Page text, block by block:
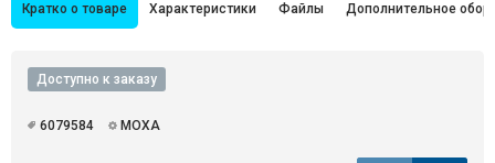
Кратко о товаре Характеристики Файлы Дополнительное
Доступно к заказу
6079584 MOXA